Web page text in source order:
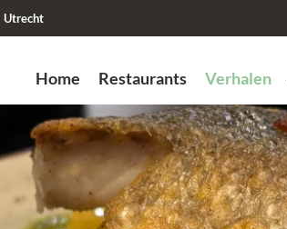
Utrecht
Home Restaurants Verhalen